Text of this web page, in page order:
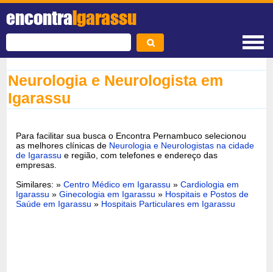
encontraIgarassu
Neurologia e Neurologista em
Igarassu
Para facilitar sua busca o Encontra Pernambuco selecionou
as melhores clínicas de Neurologia e Neurologistas na cidade
de Igarassu e região, com telefones e endereço das
empresas.
Similares: »Centro Médico em Igarassu »Cardiologia em
Igarassu »Ginecologia em Igarassu » Hospitais e Postos de
Saúde em Igarassu » Hospitais Particulares em Igarassu